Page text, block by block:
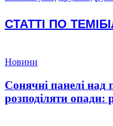
СТАТТІ ПО ТЕМІ
Новини
Сонячні панелі над
розподіляти опади: